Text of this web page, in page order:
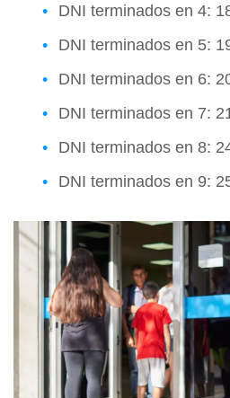
DNI terminados en 4:
DNI terminados en 5:
DNI terminados en 6:
DNI terminados en 7:
DNI terminados en 8:
DNI terminados en 9: